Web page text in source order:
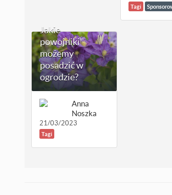
Tagi
Jakie
powojniki
możemy
posadzić w
ogrodzie?
Anna
Noszka
21/03/2023
Tagi